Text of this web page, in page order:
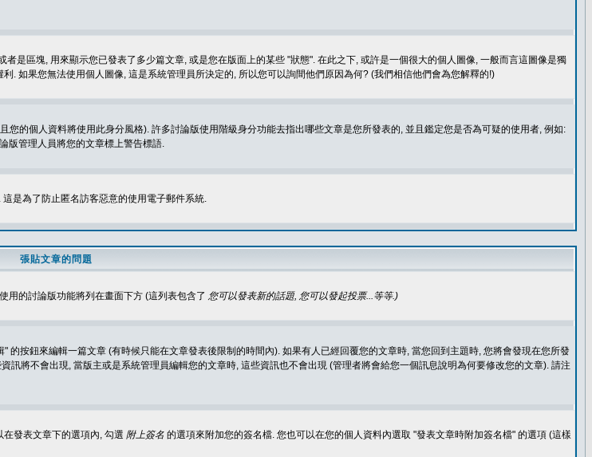
是區塊, 用來顯示您已發表了多少篇文章, 或是您在版面上的某些 "狀態". 在此之下, 或許是一個很大的個人圖像, 一般而言這圖像是獨
. 如果您無法使用個人圖像, 這是系統管理員所決定的, 所以您可以詢間他們原因為何? (我們相信他們會為您解釋的!)
的個人資料將使用此身分風格). 許多討論版使用階級身分功能去指出哪些文章是您所發表的, 並且鑑定您是否為可疑的使用者, 例如:
版管理人員將您的文章標上警告標語.
是為了防止匿名訪客惡意的使用電子郵件系統.
張貼文章的問題
用的討論版功能將列在畫面下方 (這列表包含了 您可以發表新的話題, 您可以發起投票...等等.)
按鈕來編輯一篇文章 (有時候只能在文章發表後限制的時間內). 如果有人已經回覆您的文章時, 當您回到主題時, 您將會發現在您所發
將不會出現, 當版主或是系統管理員編輯您的文章時, 這些資訊也不會出現 (管理者將會給您一個訊息說明為何要修改您的文章). 請注
發表文章下的選項內, 勾選 附上簽名 的選項來附加您的簽名檔. 您也可以在您的個人資料內選取 "發表文章時附加簽名檔" 的選項 (這樣